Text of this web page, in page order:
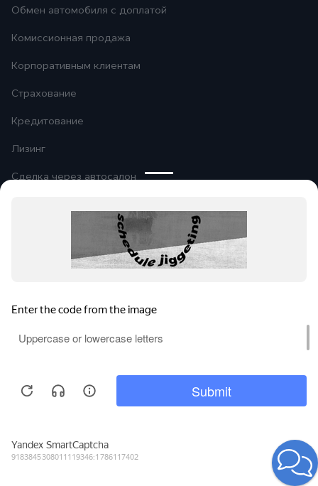
Автомобили в продаже
Авто»
Обмен автомобиля с доплатой
Комиссионная продажа
Корпоративным клиентам
Страхование
Кредитование
Лизинг
Сделка через автосалон